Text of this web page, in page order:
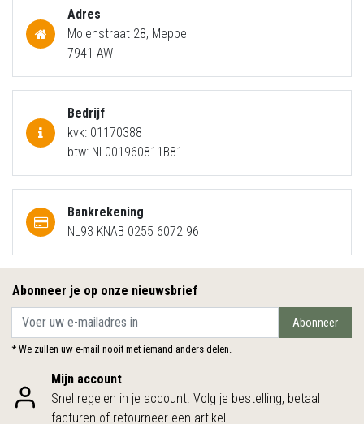
Adres
Molenstraat 28, Meppel
7941 AW
Bedrijf
kvk: 01170388
btw: NL001960811B81
Bankrekening
NL93 KNAB 0255 6072 96
Abonneer je op onze nieuwsbrief
Abonneer
* We zullen uw e-mail nooit met iemand anders delen.
Mijn account
Snel regelen in je account. Volg je bestelling, betaal
facturen of retourneer een artikel.